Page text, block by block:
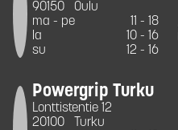
90150
Oulu
ma - pe
11 - 18
la
10 - 16
su
12 - 16
Powergrip Turku
Lonttistentie 12
20100
Turku